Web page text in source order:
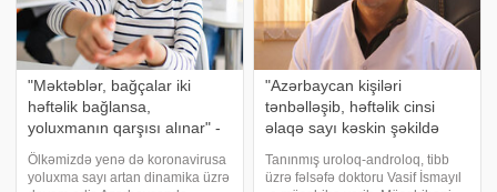
"Məktəblər, bağçalar iki
həftəlik bağlansa,
yoluxmanın qarşısı alınar" -
infeksionist
Ölkəmizdə yenə də koronavirusa
yoluxma sayı artan dinamika üzrə
"Azərbaycan kişiləri
tənbəlləşib, həftəlik cinsi
əlaqə sayı kəskin şəkildə
İsmayılla MÜSAHİBƏ
Tanınmış uroloq-androloq, tibb
üzrə fəlsəfə doktoru Vasif İsmayıl